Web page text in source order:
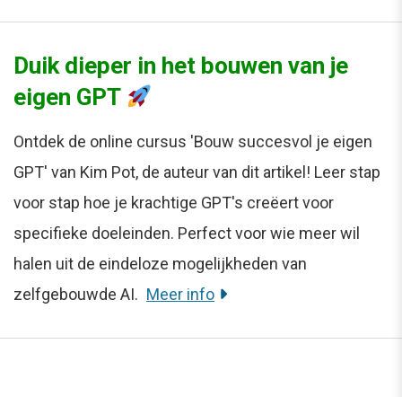
Duik dieper in het bouwen van je
eigen GPT
Ontdek de online cursus 'Bouw succesvol je eigen
GPT' van Kim Pot, de auteur van dit artikel! Leer stap
voor stap hoe je krachtige GPT's creëert voor
specifieke doeleinden. Perfect voor wie meer wil
halen uit de eindeloze mogelijkheden van
zelfgebouwde AI. Meer info